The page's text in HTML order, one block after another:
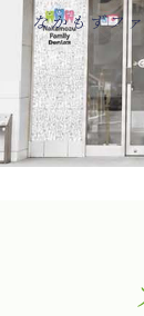
なかもずフ